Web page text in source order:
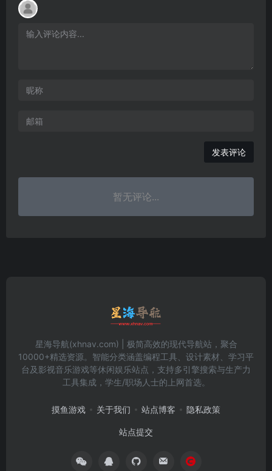
发表评论
暂无评论...
星海导航(xhnav.com) | 极简高效的现代导航站，聚合
10000+精选资源。智能分类涵盖编程工具、设计素材、学习平
台及影视音乐游戏等休闲娱乐站点，支持多引擎搜索与生产力
工具集成，学生/职场人士的上网首选。
摸鱼游戏 关于我们 站点博客 隐私政策
站点提交